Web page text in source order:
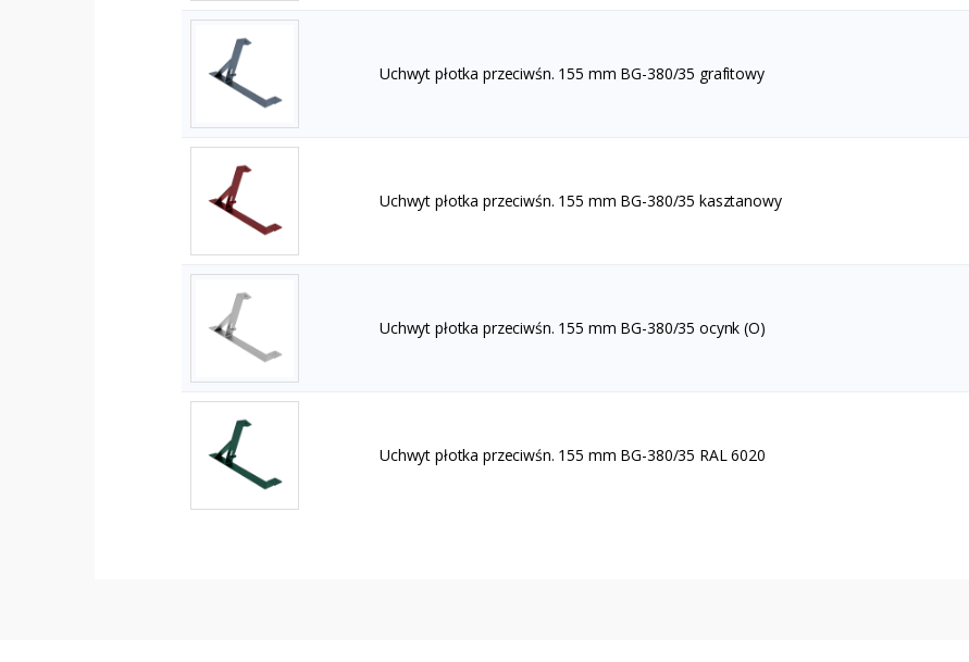
Uchwyt płotka przeciwśn. 155 mm BG-380/35 grafitowy
Uchwyt płotka przeciwśn. 155 mm BG-380/35 kasztanowy
Uchwyt płotka przeciwśn. 155 mm BG-380/35 ocynk (O)
Uchwyt płotka przeciwśn. 155 mm BG-380/35 RAL 6020